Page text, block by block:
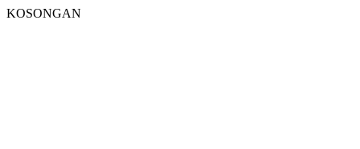
KOSONGAN